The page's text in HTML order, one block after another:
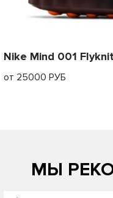
Nike Mind 001
от 25000 РУБ
МЫ